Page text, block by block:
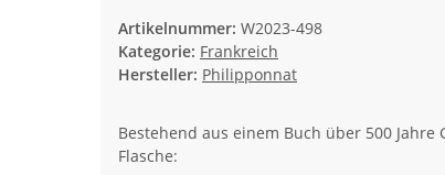
Artikelnummer: W2023-498
Kategorie: Frankreich
Hersteller: Philipponnat
Bestehend aus einem Buch über 500
Flasche: